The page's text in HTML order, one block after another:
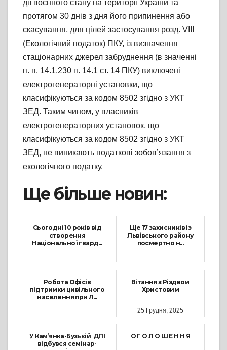
дії воєнного стану на території України та
протягом 30 днів з дня його припинення або
скасування, для цілей застосування розд. VIII
(Екологічний податок) ПКУ, із визначення
стаціонарних джерел забруднення (в значенні
п. п. 14.1.230 п. 14.1 ст. 14 ПКУ) виключені
електрогенераторні установки, що
класифікуються за кодом 8502 згідно з УКТ
ЗЕД. Таким чином, у власників
електрогенераторних установок, що
класифікуються за кодом 8502 згідно з УКТ
ЗЕД, не виникають податкові зобов’язання з
екологічного податку.
Ще більше новин:
Сьогодні 10 років від
створення
Національної гвард...
Ще 17 захисників із
Львівського району
посмертно н...
Робота Офісів
підтримки цивільного
населення при Л...
Вітання з Різдвом
Христовим
25 Грудня, 2025
У Кам’янка-Бузькій ДПІ
відбувся семінар-
О Г О Л О Ш Е Н Н Я